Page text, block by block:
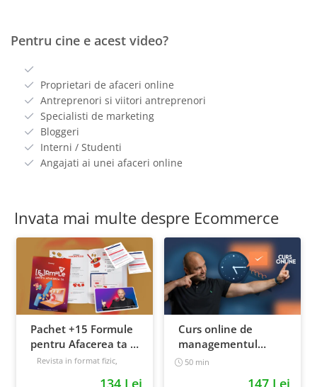
Pentru cine e acest video?
Proprietari de afaceri online
Antreprenori si viitori antreprenori
Specialisti de marketing
Bloggeri
Interni / Studenti
Angajati ai unei afaceri online
Invata mai multe despre Ecommerce
Pachet +15 Formule
pentru Afacerea ta +
Prompt-uri dedicate
Revista in format fizic,
134 Lei
Curs online de
managementul
timpului: cum sa
50 min
147 Lei